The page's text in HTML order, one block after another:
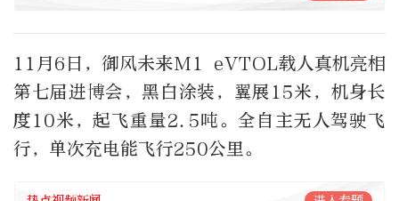
11月6日，御风未来M1 eVTOL载人真机亮相
第七届进博会，黑白涂装，翼展15米，机身长
度10米，起飞重量2.5吨。全自主无人驾驶飞
行，单次充电能飞行250公里。